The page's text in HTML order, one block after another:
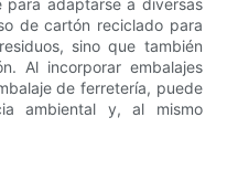
para adaptarse a diversas
de cartón reciclado para
sino que también
Al incorporar embalajes
de ferretería, puede
ambiental y, al mismo